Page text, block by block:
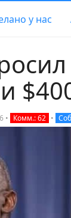
у нас
• Комм.: 62 •